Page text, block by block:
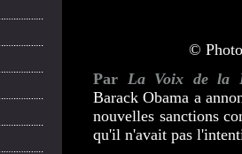
©
Par La Voix de la
Barack Obama a
nouvelles sanctions
qu'il n'avait pas